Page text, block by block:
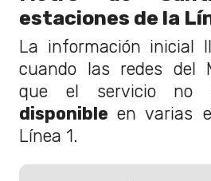
estaciones de la
La información inicial
cuando las redes del
que el servicio no
disponibleen varias
Línea 1.